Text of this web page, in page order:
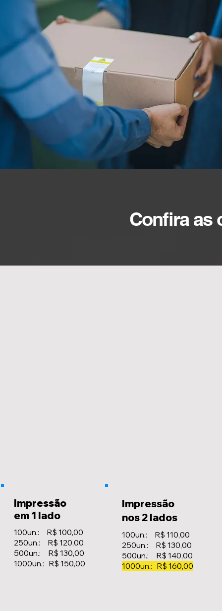
Confira as
Impressão
em 1 lado
100un.: R$ 100,00
250un.: R$ 120,00
500un.: R$ 130,00
1000un.: R$ 150,00
Impressão
nos 2 lados
100un.: R$ 110,00
250un.: R$ 130,00
500un.: R$ 140,00
1000un.: R$ 160,00